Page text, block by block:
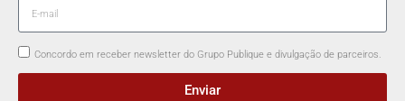
Concordo em receber newsletter do Grupo Publique e divulgação de parceiros.
Enviar